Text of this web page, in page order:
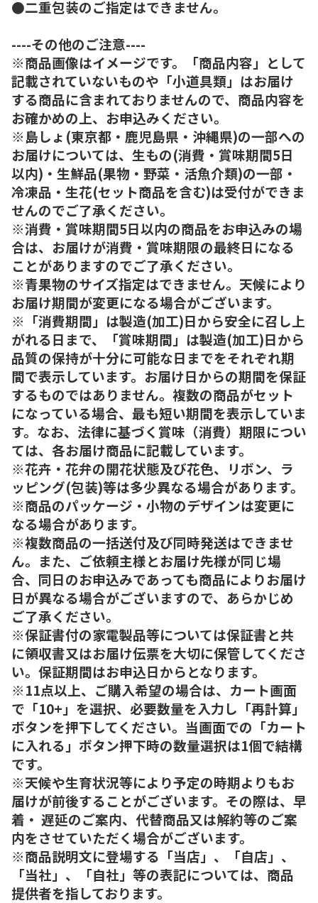
●二重包装のご指定はできません。
----その他のご注意----
※商品画像はイメージです。「商品内容」として
記載されていないものや「小道具類」はお届け
する商品に含まれておりませんので、商品内容を
お確かめの上、お申込みください。
※島しょ(東京都・鹿児島県・沖縄県)の一部への
お届けについては、生もの(消費・賞味期間5日
以内)・生鮮品(果物・野菜・活魚介類)の一部・
冷凍品・生花(セット商品を含む)は受付ができま
せんのでご了承ください。
※消費・賞味期間5日以内の商品をお申込みの場
合は、お届けが消費・賞味期限の最終日になる
ことがありますのでご了承ください。
※青果物のサイズ指定はできません。天候により
お届け期間が変更になる場合がございます。
※「消費期間」は製造(加工)日から安全に召し上
がれる日まで、「賞味期間」は製造(加工)日から
品質の保持が十分に可能な日までをそれぞれ期
間で表示しています。お届け日からの期間を保証
するものではありません。複数の商品がセット
になっている場合、最も短い期間を表示していま
す。なお、法律に基づく賞味（消費）期限につい
ては、各お届け商品に記載しています。
※花卉・花弁の開花状態及び花色、リボン、ラ
ッピング(包装)等は多少異なる場合があります。
※商品のパッケージ・小物のデザインは変更に
なる場合があります。
※複数商品の一括送付及び同時発送はできませ
ん。また、ご依頼主様とお届け先様が同じ場
合、同日のお申込みであっても商品によりお届け
日が異なる場合がございますので、あらかじめ
ご了承ください。
※保証書付の家電製品等については保証書と共
に領収書又はお届け伝票を大切に保管してくださ
い。保証期間はお申込日からとなります。
※11点以上、ご購入希望の場合は、カート画面
で「10+」を選択、必要数量を入力し「再計算」
ボタンを押下してください。当画面での「カート
に入れる」ボタン押下時の数量選択は1個で結構
です。
※天候や生育状況等により予定の時期よりもお
届けが前後することがございます。その際は、早
着・ 遅延のご案内、代替商品又は解約等のご案
内をさせていただく場合がございます。
※商品説明文に登場する「当店」、「自店」、
「当社」、「自社」等の表記については、商品
提供者を指しております。